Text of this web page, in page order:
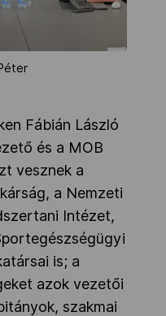
Fábián László
és a MOB
vesznek a
a Nemzeti
Intézet,
is; a
azok vezetői
szakmai